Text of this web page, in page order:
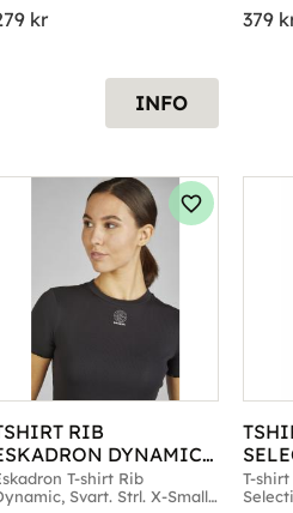
kr
INFO
379
i favoriter
RIB
DYNAMIC
T-shirt Rib
Svart. Strl. X-Small
Lägg till i
T-shirt